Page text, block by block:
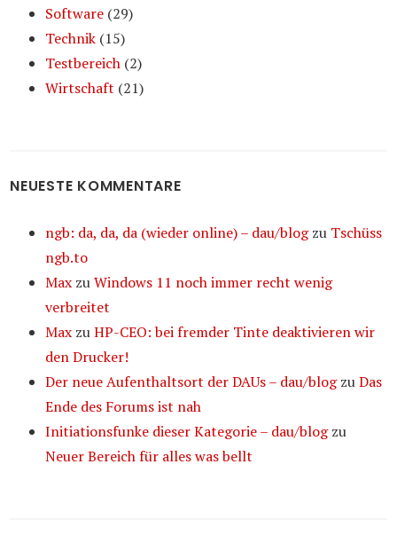
Software (29)
Technik (15)
Testbereich (2)
Wirtschaft (21)
NEUESTE KOMMENTARE
ngb: da, da, da (wieder online) – dau/blogzu Tschüss
ngb.to
Max zuWindows 11 noch immer recht wenig
verbreitet
Max zuHP-CEO: bei fremder Tinte deaktivieren wir
den Drucker!
Der neue Aufenthaltsort der DAUs – dau/blogzuDas
Ende des Forums ist nah
Initiationsfunke dieser Kategorie – dau/blogzu
Neuer Bereich für alles was bellt